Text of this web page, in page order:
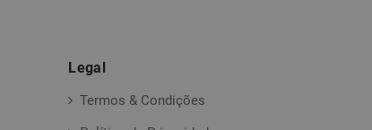
Legal
Termos & Condições